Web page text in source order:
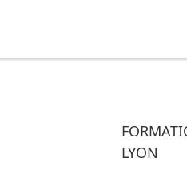
LYON